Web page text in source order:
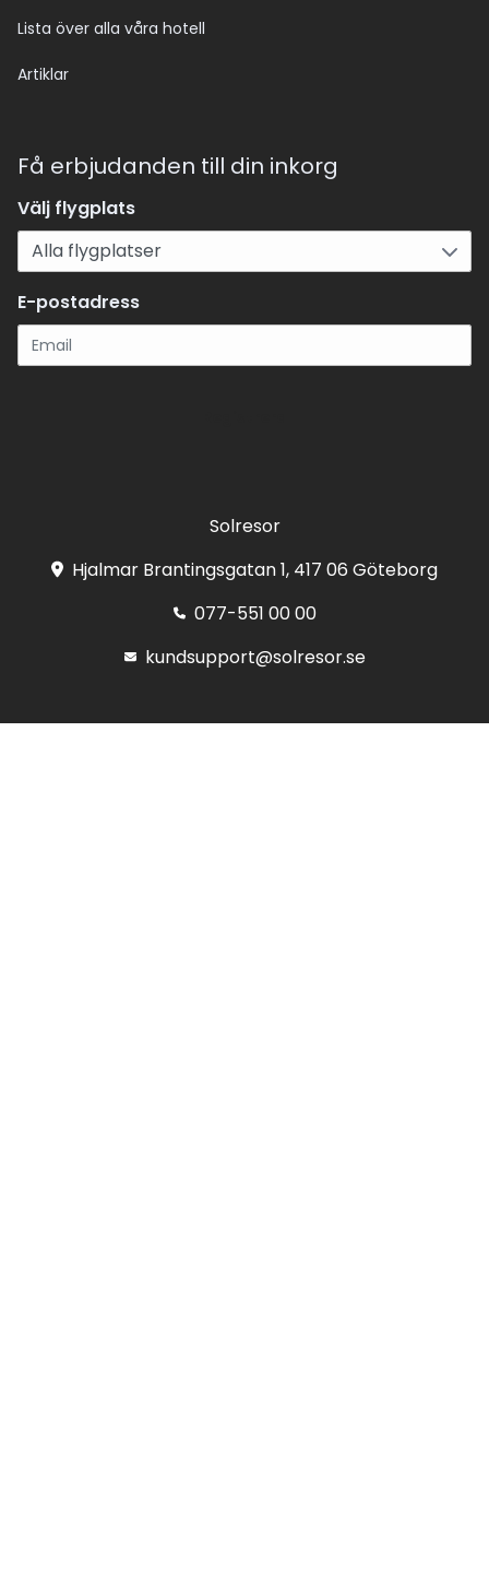
Lista över alla våra hotell
Artiklar
Få erbjudanden till din inkorg
Välj flygplats
E-postadress
Solresor
Hjalmar Brantingsgatan 1, 417 06 Göteborg
077-551 00 00
kundsupport@solresor.se